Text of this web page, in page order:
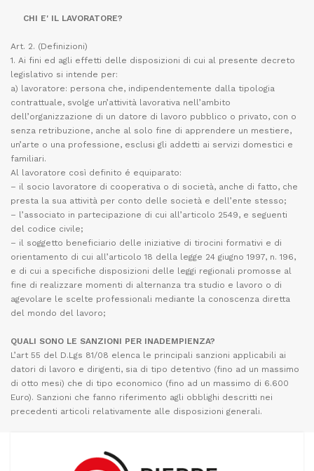
CHI E' IL LAVORATORE?
Art. 2. (Definizioni)
1. Ai fini ed agli effetti delle disposizioni di cui al presente decreto
legislativo si intende per:
a) lavoratore: persona che, indipendentemente dalla tipologia
contrattuale, svolge un’attività lavorativa nell’ambito
dell’organizzazione di un datore di lavoro pubblico o privato, con o
senza retribuzione, anche al solo fine di apprendere un mestiere,
un’arte o una professione, esclusi gli addetti ai servizi domestici e
familiari.
Al lavoratore così definito é equiparato:
– il socio lavoratore di cooperativa o di società, anche di fatto, che
presta la sua attività per conto delle società e dell’ente stesso;
– l’associato in partecipazione di cui all’articolo 2549, e seguenti
del codice civile;
– il soggetto beneficiario delle iniziative di tirocini formativi e di
orientamento di cui all’articolo 18 della legge 24 giugno 1997, n. 196,
e di cui a specifiche disposizioni delle leggi regionali promosse al
fine di realizzare momenti di alternanza tra studio e lavoro o di
agevolare le scelte professionali mediante la conoscenza diretta
del mondo del lavoro;
QUALI SONO LE SANZIONI PER INADEMPIENZA?
L’art 55 del D.Lgs 81/08 elenca le principali sanzioni applicabili ai
datori di lavoro e dirigenti, sia di tipo detentivo (fino ad un massimo
di otto mesi) che di tipo economico (fino ad un massimo di 6.600
Euro). Sanzioni che fanno riferimento agli obblighi descritti nei
precedenti articoli relativamente alle disposizioni generali.